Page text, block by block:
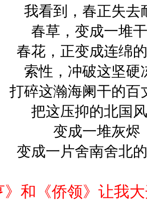
我看到，春正失去
春草，变成一堆
春花，正变成连绵
索性，冲破这坚硬
打碎这瀚海阑干的百
把这压抑的北国
变成一堆灰烬
变成一片舍南舍北
》和《侨领》让我